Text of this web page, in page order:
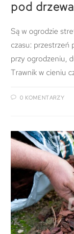
pod
Są w ogrodzie
czasu: przestrzeń
przy ogrodzeniu,
Trawnik w cieniu
0 KOMENTARZY